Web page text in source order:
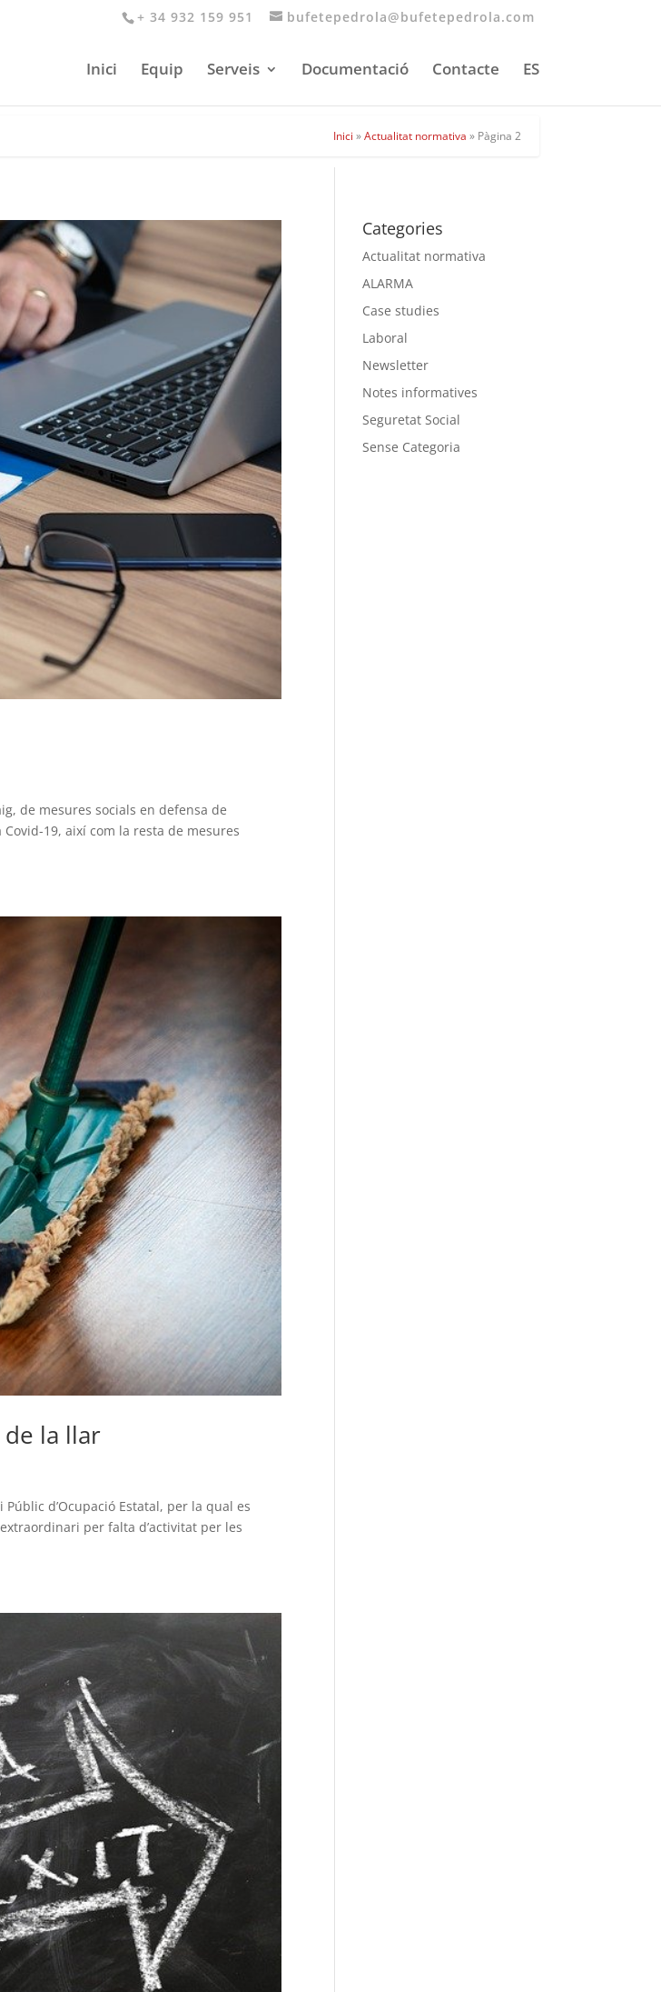
+ 34 932 159 951 bufetepedrola@bufetepedrola.com
Inici Equip Serveis Documentació Contacte ES
Inici »Actualitat normativa » Pàgina 2
de mesures socials en defensa de
19, així com la resta de mesures
la llar
d’Ocupació Estatal, per la qual es
per falta d’activitat per les
Categories
Actualitat normativa
ALARMA
Case studies
Laboral
Newsletter
Notes informatives
Seguretat Social
Sense Categoria